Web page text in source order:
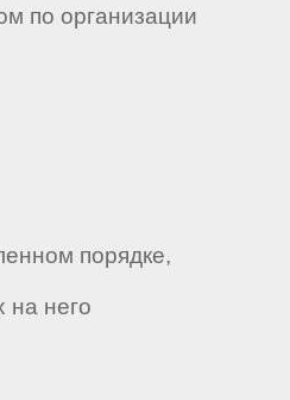
по организации
порядке,
на него